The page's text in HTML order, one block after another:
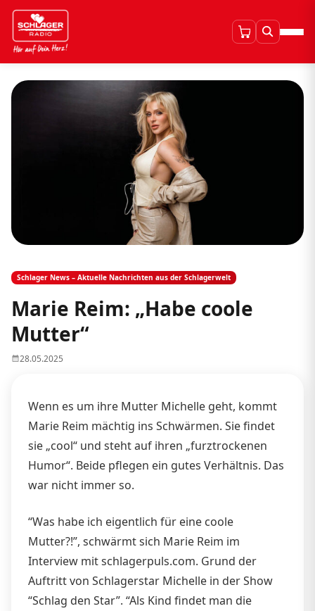
Schlager News – Aktuelle Nachrichten aus der Schlagerwelt
Marie Reim: „Habe coole
Mutter“
28.05.2025
Wenn es um ihre Mutter Michelle geht, kommt
Marie Reim mächtig ins Schwärmen. Sie findet
sie „cool“ und steht auf ihren „furztrockenen
Humor“. Beide pflegen ein gutes Verhältnis. Das
war nicht immer so.
“Was habe ich eigentlich für eine coole
Mutter?!”, schwärmt sich Marie Reim im
Interview mit schlagerpuls.com. Grund der
Auftritt von Schlagerstar Michelle in der Show
“Schlag den Star”. “Als Kind findet man die